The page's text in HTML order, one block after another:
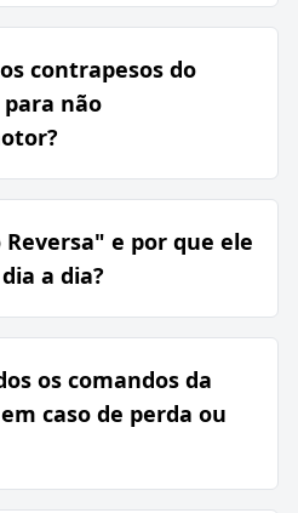
contrapesos do
não
e por que ele
a dia?
os comandos da
caso de perda ou